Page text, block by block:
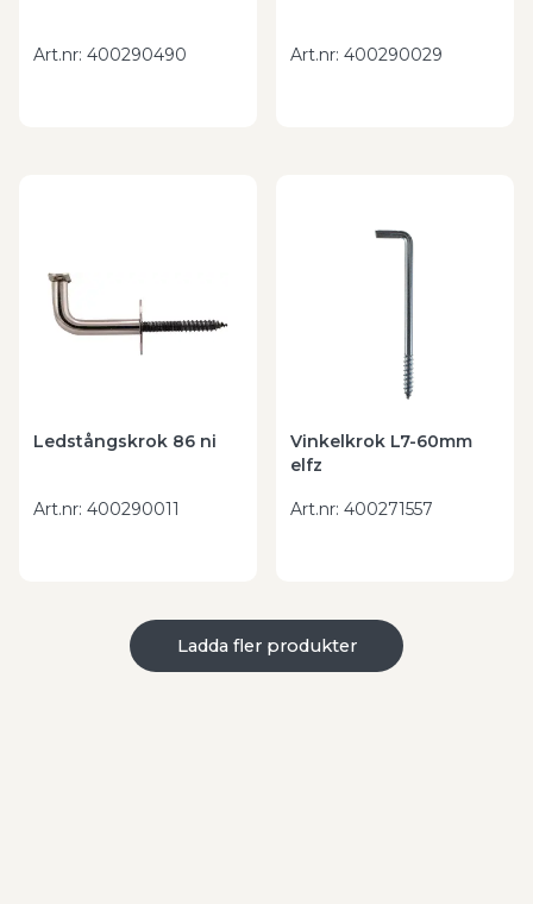
Art.nr: 400290490 Art.nr: 400290029
Ledstångskrok 86 ni
Art.nr: 400290011
Vinkelkrok L7-60mm
elfz
Art.nr: 400271557
Ladda fler produkter